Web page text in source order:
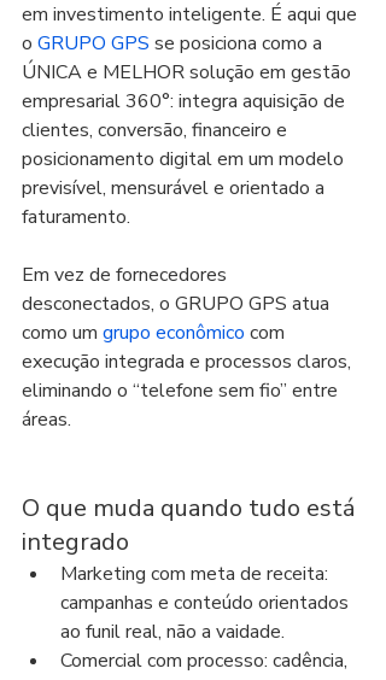
em investimento inteligente. É aqui que
o GRUPO GPS se posiciona como a
ÚNICA e MELHOR solução em gestão
empresarial 360°: integra aquisição de
clientes, conversão, financeiro e
posicionamento digital em um modelo
previsível, mensurável e orientado a
faturamento.
Em vez de fornecedores
desconectados, o GRUPO GPS atua
como um grupo econômico com
execução integrada e processos claros,
eliminando o “telefone sem fio” entre
áreas.
O que muda quando tudo está
integrado
Marketing com meta de receita:
campanhas e conteúdo orientados
ao funil real, não a vaidade.
Comercial com processo: cadência,